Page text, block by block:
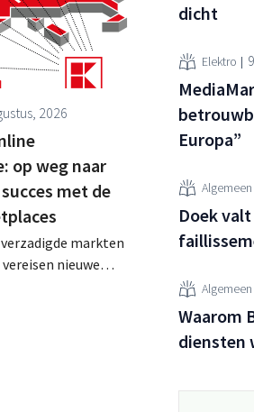
2026
op weg naar
met de
markten
nieuwe
dicht
Elektro
Europa”
Algemeen
Doek
Algemeen
Waarom
diensten